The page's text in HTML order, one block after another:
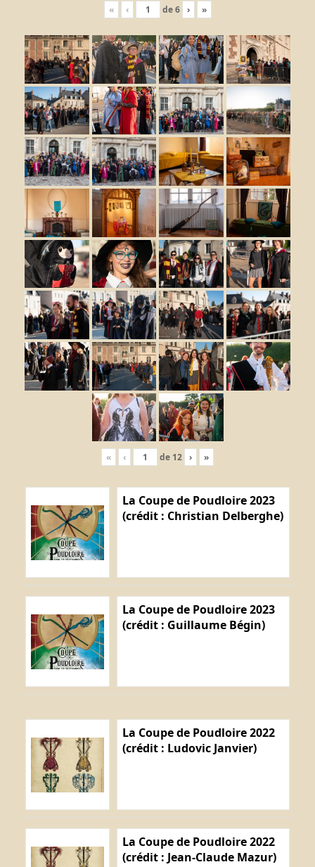
« ‹ de6 › »
« ‹ de 12 › »
La Coupe de Poudloire 2023
(crédit : Christian Delberghe)
La Coupe de Poudloire 2023
(crédit : Guillaume Bégin)
La Coupe de Poudloire 2022
(crédit : Ludovic Janvier)
La Coupe de Poudloire 2022
(crédit : Jean-Claude Mazur)